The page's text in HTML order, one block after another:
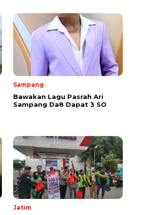
Sampang
Bawakan Lagu Pasrah Ari
Sampang Da8 Dapat 3 SO
Jatim